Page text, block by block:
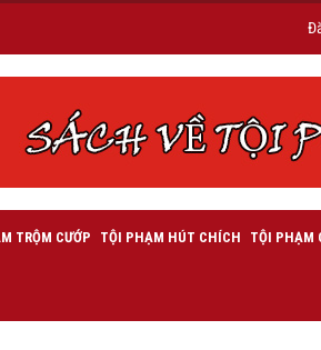
TRỘM CƯỚP TỘI PHẠM HÚT CHÍCH TỘI PHẠM